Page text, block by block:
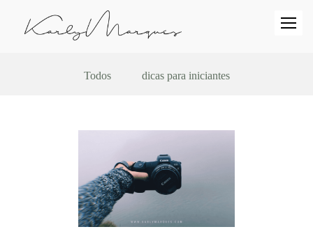
Todos dicas para iniciantes